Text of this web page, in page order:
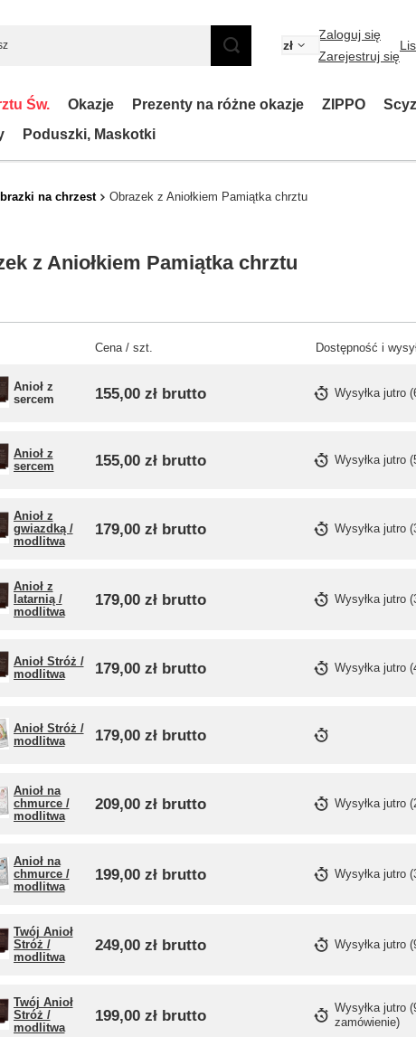
zł
Zaloguj się
Zarejestruj się
Św. Okazje Prezenty na różne okazje ZIPPO
Poduszki, Maskotki
na chrzest Obrazek z Aniołkiem Pamiątka chrztu
z Aniołkiem Pamiątka chrztu
Cena / szt. Dostępność i
Anioł z
sercem
155,00 złbrutto Wysyłka jutro (
Anioł z
sercem
155,00 złbrutto Wysyłka jutro
Anioł z
gwiazdką /
modlitwa
179,00 złbrutto Wysyłka jutro
Anioł z
latarnią /
modlitwa
179,00 złbrutto Wysyłka jutro
Anioł Stróż /
modlitwa
179,00 złbrutto Wysyłka jutro
Anioł Stróż /
modlitwa
179,00 złbrutto
Anioł na
chmurce /
modlitwa
209,00 złbrutto Wysyłka jutro
Anioł na
chmurce /
modlitwa
199,00 złbrutto Wysyłka jutro
Twój Anioł
Stróż /
modlitwa
249,00 złbrutto Wysyłka jutro
Twój Anioł
Stróż /
modlitwa
199,00 złbrutto Wysyłka jutro
zamówienie)